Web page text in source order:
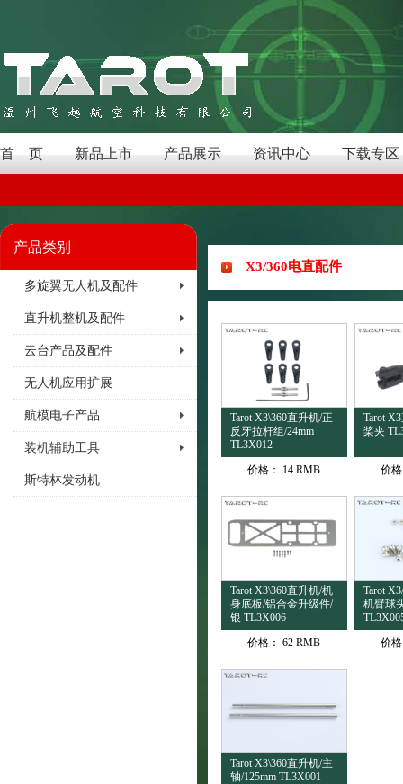
首 页 新品上市 产品展示 资讯中心 下载专区
产品类别
多旋翼无人机及配件
直升机整机及配件
云台产品及配件
无人机应用扩展
航模电子产品
装机辅助工具
斯特林发动机
X3/360电直配件
Tarot X3\360直升机/正
反牙拉杆组/24mm
TL3X012
价格：
14 RMB
Tarot
桨夹
价
Tarot X3\360直升机/机
身底板/铝合金升级件/
银 TL3X006
价格： 62 RMB
Tarot
机臂球
价
Tarot X3\360直升机/主
轴/125mm TL3X001